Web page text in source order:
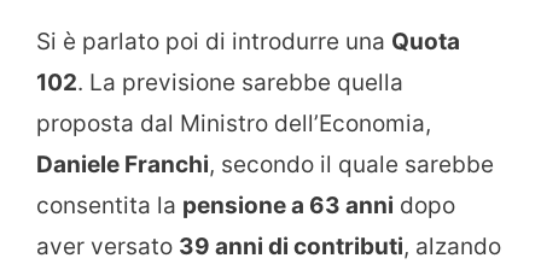
Si è parlato poi di introdurre una Quota
102. La previsione sarebbe quella
proposta dal Ministro dell’Economia,
Daniele Franchi, secondo il quale sarebbe
consentita la pensione a 63 anni dopo
aver versato 39 anni di contributi, alzando